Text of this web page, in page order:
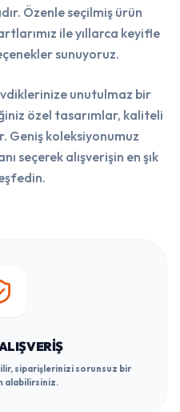
Özenle seçilmiş ürün
ile yıllarca keyifle
sunuyoruz.
unutulmaz bir
özel tasarımlar, kaliteli
Geniş koleksiyonumuz
seçerek alışverişin en şık
siparişlerinizi sorunsuz bir
alabilirsiniz.